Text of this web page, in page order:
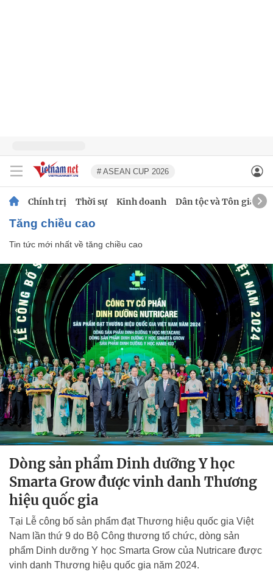
# ASEAN CUP 2026
Chính trị Thời sự Kinh doanh Dân tộc và Tôn giáo
tăng chiều cao
Tin tức mới nhất về tăng chiều cao
Dòng sản phẩm Dinh dưỡng Y học
Smarta Grow được vinh danh Thương
hiệu quốc gia
Tại Lễ công bố sản phẩm đạt Thương hiệu quốc gia Việt
Nam lần thứ 9 do Bộ Công thương tổ chức, dòng sản
phẩm Dinh dưỡng Y học Smarta Grow của Nutricare được
vinh danh Thương hiệu quốc gia năm 2024.